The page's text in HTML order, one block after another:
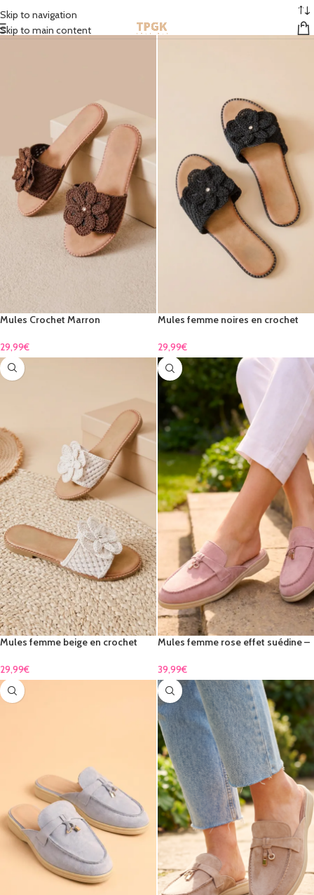
Skip to navigation
Skip to main content
STOCK EN FRANCE | MONDIAL RELAY GRATUIT À PARTIR DE 50 EUROS
Mules Crochet Marron
29,99€
Mules femme noires en crochet
29,99€
Mules femme beige en crochet
confort été
29,99€
Mules femme rose effet suédine –
39,99€